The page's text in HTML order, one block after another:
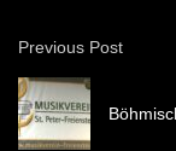
Previous Post